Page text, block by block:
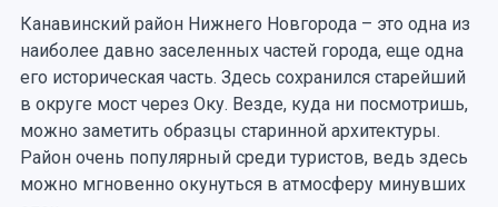
Канавинский район Нижнего Новгорода – это одна из
наиболее давно заселенных частей города, еще одна
его историческая часть. Здесь сохранился старейший
в округе мост через Оку. Везде, куда ни посмотришь,
можно заметить образцы старинной архитектуры.
Район очень популярный среди туристов, ведь здесь
можно мгновенно окунуться в атмосферу минувших